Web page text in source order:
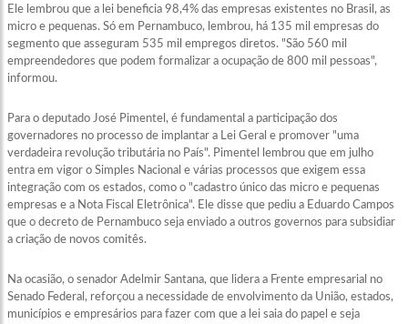
Ele lembrou que a lei beneficia 98,4% das empresas existentes no Brasil, as
micro e pequenas. Só em Pernambuco, lembrou, há 135 mil empresas do
segmento que asseguram 535 mil empregos diretos. "São 560 mil
empreendedores que podem formalizar a ocupação de 800 mil pessoas",
informou.
Para o deputado José Pimentel, é fundamental a participação dos
governadores no processo de implantar a Lei Geral e promover "uma
verdadeira revolução tributária no País". Pimentel lembrou que em julho
entra em vigor o Simples Nacional e várias processos que exigem essa
integração com os estados, como o "cadastro único das micro e pequenas
empresas e a Nota Fiscal Eletrônica". Ele disse que pediu a Eduardo Campos
que o decreto de Pernambuco seja enviado a outros governos para subsidiar
a criação de novos comitês.
Na ocasião, o senador Adelmir Santana, que lidera a Frente empresarial no
Senado Federal, reforçou a necessidade de envolvimento da União, estados,
municípios e empresários para fazer com que a lei saia do papel e seja